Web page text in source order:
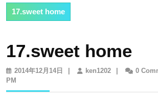
17.sweet home
17.sweet home
2014年12月14日
2014
ken1202ken12020
PM